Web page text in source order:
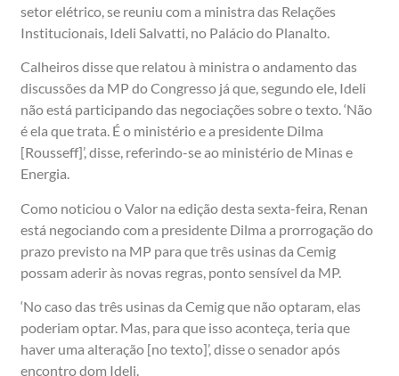
setor elétrico, se reuniu com a ministra das Relações
Institucionais, Ideli Salvatti, no Palácio do Planalto.
Calheiros disse que relatou à ministra o andamento das
discussões da MP do Congresso já que, segundo ele, Ideli
não está participando das negociações sobre o texto. ‘Não
é ela que trata. É o ministério e a presidente Dilma
[Rousseff]’, disse, referindo-se ao ministério de Minas e
Energia.
Como noticiou o Valor na edição desta sexta-feira, Renan
está negociando com a presidente Dilma a prorrogação do
prazo previsto na MP para que três usinas da Cemig
possam aderir às novas regras, ponto sensível da MP.
‘No caso das três usinas da Cemig que não optaram, elas
poderiam optar. Mas, para que isso aconteça, teria que
haver uma alteração [no texto]’, disse o senador após
encontro dom Ideli.